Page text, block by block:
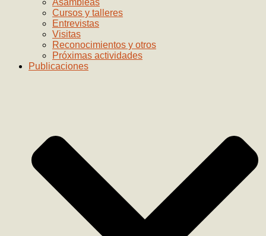
Asambleas
Cursos y talleres
Entrevistas
Visitas
Reconocimientos y otros
Próximas actividades
Publicaciones